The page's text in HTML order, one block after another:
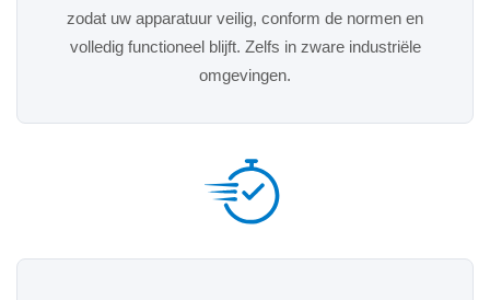
zodat uw apparatuur veilig, conform de normen en
volledig functioneel blijft. Zelfs in zware industriële
omgevingen.